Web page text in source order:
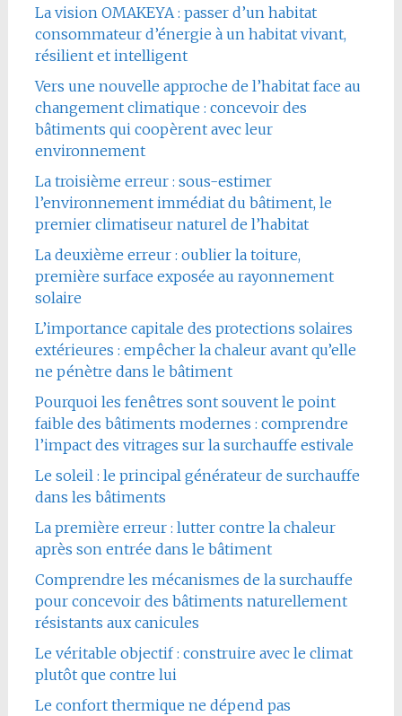
La vision OMAKEYA : passer d’un habitat
consommateur d’énergie à un habitat vivant,
résilient et intelligent
Vers une nouvelle approche de l’habitat face au
changement climatique : concevoir des
bâtiments qui coopèrent avec leur
environnement
La troisième erreur : sous-estimer
l’environnement immédiat du bâtiment, le
premier climatiseur naturel de l’habitat
La deuxième erreur : oublier la toiture,
première surface exposée au rayonnement
solaire
L’importance capitale des protections solaires
extérieures : empêcher la chaleur avant qu’elle
ne pénètre dans le bâtiment
Pourquoi les fenêtres sont souvent le point
faible des bâtiments modernes : comprendre
l’impact des vitrages sur la surchauffe estivale
Le soleil : le principal générateur de surchauffe
dans les bâtiments
La première erreur : lutter contre la chaleur
après son entrée dans le bâtiment
Comprendre les mécanismes de la surchauffe
pour concevoir des bâtiments naturellement
résistants aux canicules
Le véritable objectif : construire avec le climat
plutôt que contre lui
Le confort thermique ne dépend pas